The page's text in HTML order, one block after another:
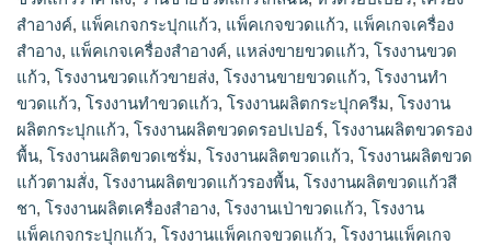
สำอางค์, แพ็คเกจกระปุกแก้ว, แพ็คเกจขวดแก้ว, แพ็คเกจเครื่อง
สำอาง, แพ็คเกจเครื่องสำอางค์, แหล่งขายขวดแก้ว, โรงงานขวด
แก้ว, โรงงานขวดแก้วขายส่ง, โรงงานขายขวดแก้ว, โรงงานทำ
ขวดแก้ว, โรงงานทําขวดแก้ว, โรงงานผลิตกระปุกครีม, โรงงาน
ผลิตกระปุกแก้ว, โรงงานผลิตขวดดรอปเปอร์, โรงงานผลิตขวดรอง
พื้น, โรงงานผลิตขวดเซรั่ม, โรงงานผลิตขวดแก้ว, โรงงานผลิตขวด
แก้วตามสั่ง, โรงงานผลิตขวดแก้วรองพื้น, โรงงานผลิตขวดแก้วสี
ชา, โรงงานผลิตเครื่องสำอาง, โรงงานเป่าขวดแก้ว, โรงงาน
แพ็คเกจกระปุกแก้ว, โรงงานแพ็คเกจขวดแก้ว, โรงงานแพ็คเกจ